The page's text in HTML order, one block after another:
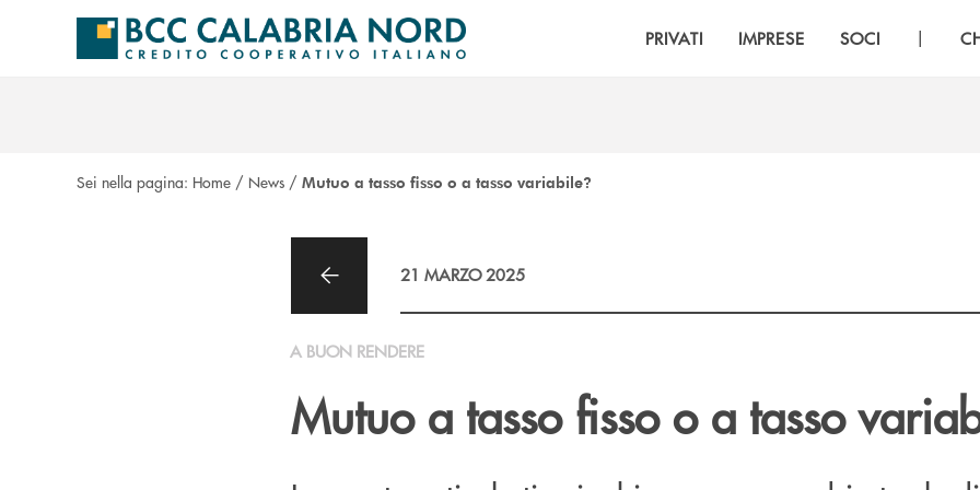
Salta al contenuto principale
PRIVATI IMPRESE SOCI |
Sei nella pagina: Home / News / Mutuo a tasso fisso o a tasso variabile?
21 MARZO 2025
A BUON RENDERE
Mutuo a tasso fisso o a tasso